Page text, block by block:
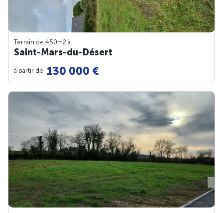
Terrain de 450m2 à
Saint-Mars-du-Désert
à partir de 130 000 €